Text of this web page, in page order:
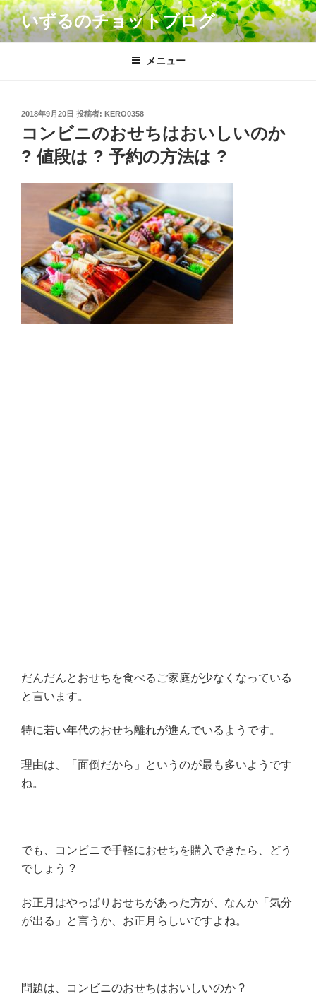
コ
ン
テ
いずるのチョットブログ
メニュー
投
稿
日:
2018年9月20日 投稿者: KERO0358
コンビニのおせちはおいしいのか
? 値段は ? 予約の方法は ?
だんだんとおせちを食べるご家庭が少なくなっている
と言います。
特に若い年代のおせち離れが進んでいるようです。
理由は、「面倒だから」というのが最も多いようです
ね。
でも、コンビニで手軽におせちを購入できたら、どう
でしょう ?
お正月はやっぱりおせちがあった方が、なんか「気分
が出る」と言うか、お正月らしいですよね。
問題は、コンビニのおせちはおいしいのか ?